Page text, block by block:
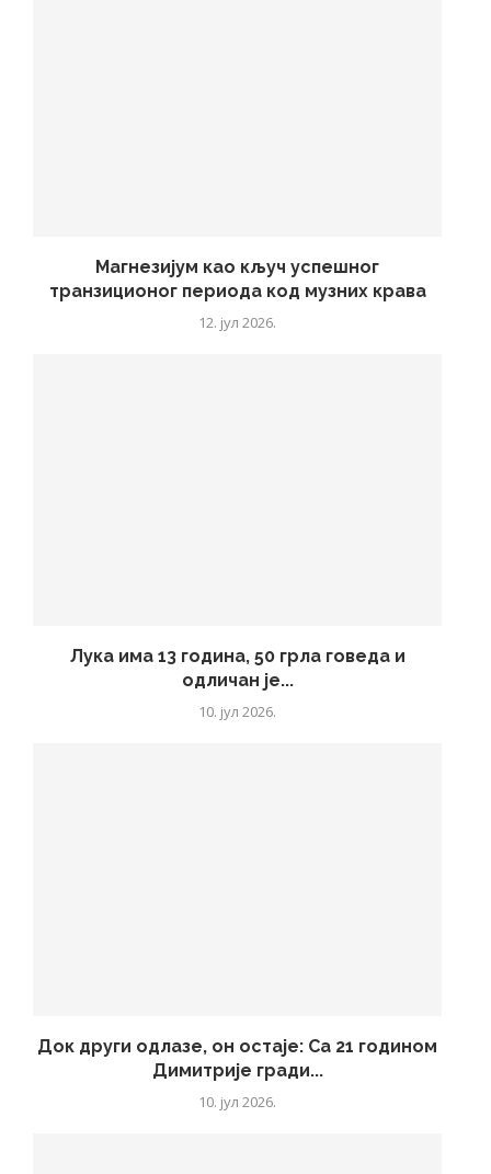
Магнезијум као кључ успешног
транзиционог периода код музних крава
12. јул 2026.
Лука има 13 година, 50 грла говеда и
одличан је...
10. јул 2026.
Док други одлазе, он остаје: Са 21 годином
Димитрије гради...
10. јул 2026.